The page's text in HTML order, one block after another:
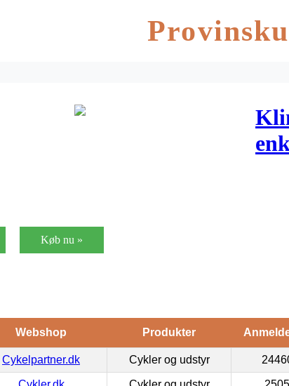
Køb nu »
Webshop Produkter
Cykelpartner.dk Cykler og udstyr